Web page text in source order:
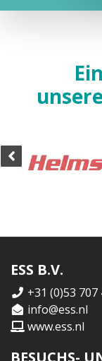
ESS B.V.
+31 (0)53 707
info@ess.nl
www.ess.nl
BESUCHS-